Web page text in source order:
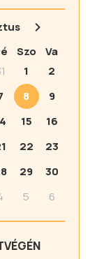
Szo
Va
1
2
8
9
15
16
22
23
29
30
5 6